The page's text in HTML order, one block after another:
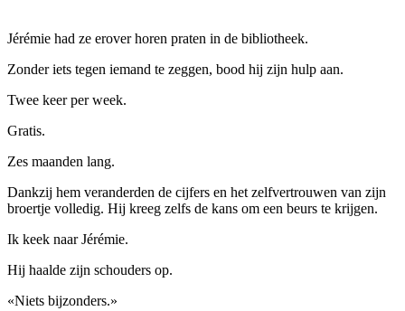
Jérémie had ze erover horen praten in de bibliotheek.
Zonder iets tegen iemand te zeggen, bood hij zijn hulp aan.
Twee keer per week.
Gratis.
Zes maanden lang.
Dankzij hem veranderden de cijfers en het zelfvertrouwen van zijn
broertje volledig. Hij kreeg zelfs de kans om een ​​beurs te krijgen.
Ik keek naar Jérémie.
Hij haalde zijn schouders op.
«Niets bijzonders.»